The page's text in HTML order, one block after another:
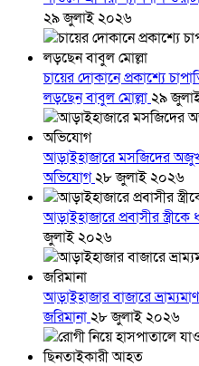
২৯ জুলাই ২০২৬
চায়ের দোকানে প্রকাশ্যে
লড়ছেন বাবুল মোল্লা২৯
আড়াইহাজারে মস‌জি‌দের
অভিযোগ২৮ জুলাই ২০২৬
আড়াইহাজারে প্রবাসীর
জুলাই ২০২৬
আড়াইহাজার বাজারে
জরিমানা২৮ জুলাই ২০২৬